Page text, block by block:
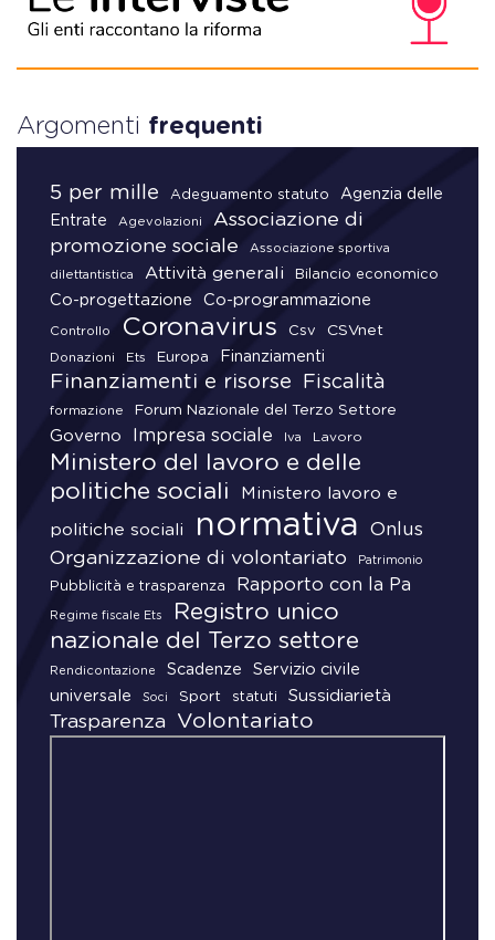
Argomenti frequenti
5 per mille Adeguamento statuto
Agenzia delle
Entrate
Agevolazioni
Associazione di
promozione sociale
Associazione sportiva
dilettantistica Attività generali Bilancio economico
Co-progettazione Co-programmazione
Controllo Coronavirus Csv CSVnet
Donazioni Ets Europa Finanziamenti
Finanziamenti e risorse Fiscalità
formazione Forum Nazionale del Terzo Settore
Governo Impresa sociale Iva Lavoro
Ministero del lavoro e delle
politiche sociali
Ministero lavoro e
politiche sociali normativa Onlus
Organizzazione di volontariato Patrimonio
Pubblicità e trasparenza Rapporto con la Pa
Regime fiscale Ets
Registro unico
nazionale del Terzo settore
Rendicontazione Scadenze
Servizio civile
universale
Soci Sport statuti Sussidiarietà
Trasparenza Volontariato